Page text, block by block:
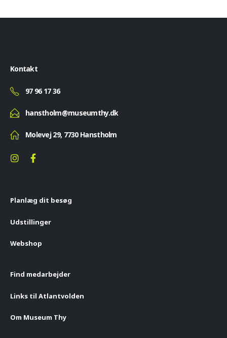
Kontakt
97 96 17 36
hanstholm@museumthy.dk
Molevej 29, 7730 Hanstholm
Planlæg dit besøg
Udstillinger
Webshop
Find medarbejder
Links til Atlantvolden
Om Museum Thy